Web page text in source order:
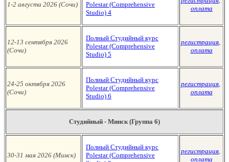
1-2 августа 2026 (Сочи)
Polestar (Сomprehensive
Studio) 4
оплата
12-13 сентября 2026
(Сочи)
Полный Студийный курс
Polestar (Сomprehensive
Studio) 5
регистрация,
оплата
24-25 октября 2026
(Сочи)
Полный Студийный курс
Polestar (Сomprehensive
Studio) 6
регистрация,
оплата
Студийный - Минск (Группа 6)
30-31 мая 2026 (Минск)
Полный Студийный курс
Polestar (Сomprehensive
регистрация,
оплата